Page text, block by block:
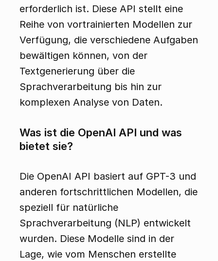
erforderlich ist. Diese API stellt eine
Reihe von vortrainierten Modellen zur
Verfügung, die verschiedene Aufgaben
bewältigen können, von der
Textgenerierung über die
Sprachverarbeitung bis hin zur
komplexen Analyse von Daten.
Was ist die OpenAI API und was
bietet sie?
Die OpenAI API basiert auf GPT-3 und
anderen fortschrittlichen Modellen, die
speziell für natürliche
Sprachverarbeitung (NLP) entwickelt
wurden. Diese Modelle sind in der
Lage, wie vom Menschen erstellte